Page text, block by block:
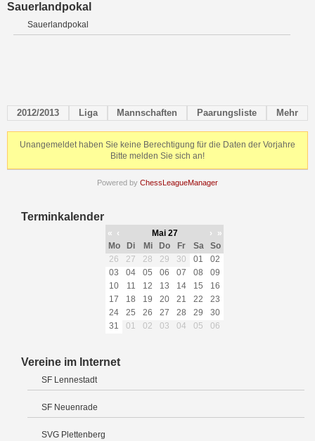
Sauerlandpokal
Sauerlandpokal
2012/2013 Liga Mannschaften Paarungsliste Mehr
Unangemeldet haben Sie keine Berechtigung für die Daten der Vorjahre
Bitte melden Sie sich an!
Powered by ChessLeagueManager
Terminkalender
« ‹ Mai 27 ›
»
Mo
Di Mi Do Fr Sa
So
26
27 28 29 30 01
02
03
04 05 06 07 08
09
10
11 12 13 14 15
16
17
18 19 20 21 22
23
24
25 26 27 28 29
30
31
01 02 03 04 05 06
Vereine im Internet
SF Lennestadt
SF Neuenrade
SVG Plettenberg